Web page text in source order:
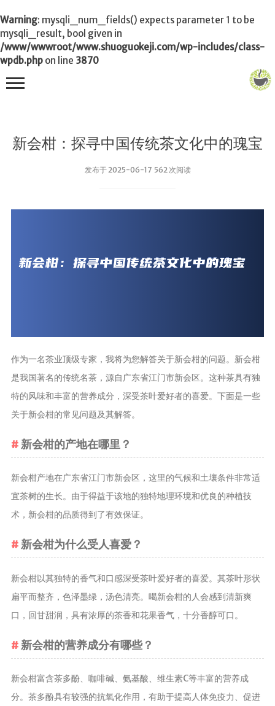
Warning: mysqli_num_fields() expects parameter 1 to be
mysqli_result, bool given in
/www/wwwroot/www.shuoguokeji.com/wp-includes/class-
wpdb.php on line 3870
新会柑：探寻中国传统茶文化中的瑰宝
发布于 2025-06-17 562 次阅读
作为一名茶业顶级专家，我将为您解答关于新会柑的问题。新会柑
是我国著名的传统名茶，源自广东省江门市新会区。这种茶具有独
特的风味和丰富的营养成分，深受茶叶爱好者的喜爱。下面是一些
关于新会柑的常见问题及其解答。
新会柑的产地在哪里？
新会柑产地在广东省江门市新会区，这里的气候和土壤条件非常适
宜茶树的生长。由于得益于该地的独特地理环境和优良的种植技
术，新会柑的品质得到了有效保证。
新会柑为什么受人喜爱？
新会柑以其独特的香气和口感深受茶叶爱好者的喜爱。其茶叶形状
扁平而整齐，色泽墨绿，汤色清亮。喝新会柑的人会感到清新爽
口，回甘甜润，具有浓厚的茶香和花果香气，十分香醇可口。
新会柑的营养成分有哪些？
新会柑富含茶多酚、咖啡碱、氨基酸、维生素C等丰富的营养成
分。茶多酚具有较强的抗氧化作用，有助于提高人体免疫力、促进
首页
饮茶技巧
茶叶生产和
制作
茶包和袋泡茶
值和功效
茶叶历史
茶叶品鉴
茶叶收藏